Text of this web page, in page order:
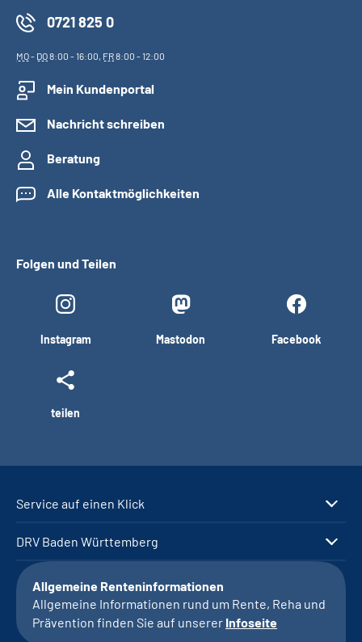
0721 825 0
MO- DO8:00 - 16:00, FR8:00 - 12:00
Mein Kundenportal
Nachricht schreiben
Beratung
Alle Kontaktmöglichkeiten
Folgen und Teilen
Instagram Mastodon Facebook
teilen
Service auf einen Klick
DRV Baden Württemberg
Allgemeine Renteninformationen
Allgemeine Informationen rund um Rente, Reha und
Prävention finden Sie auf unserer Infoseite